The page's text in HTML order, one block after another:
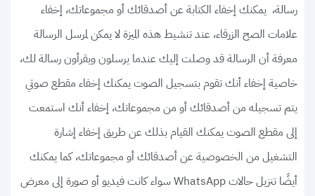
رسالة، يمكنك إخفاء الكتابة عن أصدقائك أو مجموعاتك، إخفاء
علامات الصح الزرقاء، عند تنشيط هذه الميزة لا يمكن لمرسل الرسالة
معرفة أن الرسالة قد وصلت إليك عندما يرسلون ويقرأون رسالة لك،
خاصية إخفاء أنك تقوم بتسجيل الصوت يمكنك إخفاء مقطع صوتي
يتم تسجيله من أصدقائك أو من مجموعاتك، إخفاء أنك استمعت
إلى مقطع الصوت يمكنك القيام بذلك عن طريق إخفاء إشارة
التشغيل من الخصوصية عن أصدقائك أو مجموعاتك، كما يمكنك
أيضًا تنزيل حالات WhatsApp سواء كانت فيديو أو صورة إلى معرض